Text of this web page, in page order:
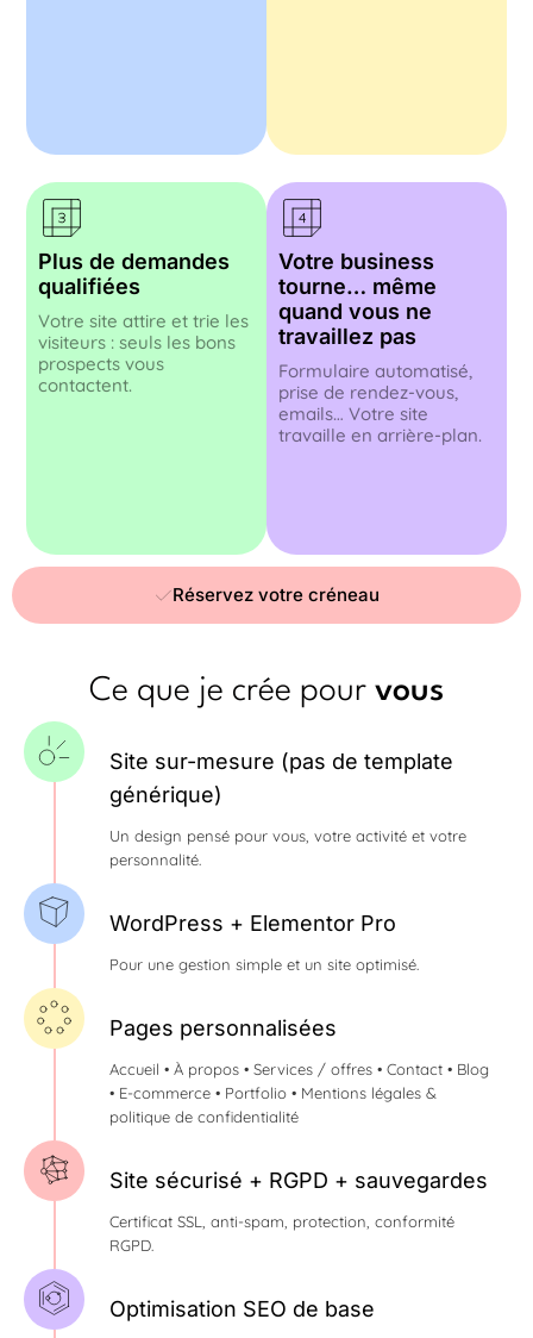
Plus de demandes
qualifiées
Votre site attire et trie les
visiteurs : seuls les bons
prospects vous
contactent.
Votre business
tourne… même
quand vous ne
travaillez pas
Formulaire automatisé,
prise de rendez-vous,
emails… Votre site
travaille en arrière-plan.
Réservez votre créneau
Ce que je crée pour vous
Site sur-mesure (pas de template
générique)
Un design pensé pour vous, votre activité et votre
personnalité.
WordPress + Elementor Pro
Pour une gestion simple et un site optimisé.
Pages personnalisées
Accueil • À propos • Services / offres • Contact • Blog
• E-commerce • Portfolio • Mentions légales &
politique de confidentialité
Site sécurisé + RGPD + sauvegardes
Certificat SSL, anti-spam, protection, conformité
RGPD.
Optimisation SEO de base